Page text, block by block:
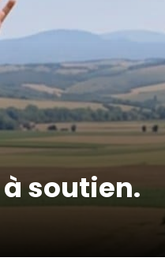
soutien.